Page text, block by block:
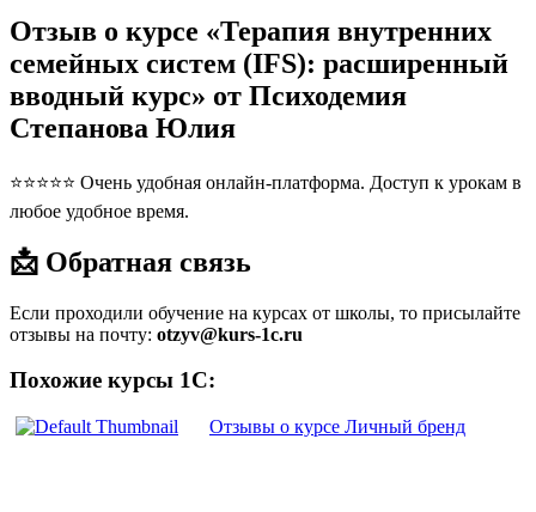
Отзыв о курсе «Терапия внутренних
семейных систем (IFS): расширенный
вводный курс» от Психодемия
Степанова Юлия
⭐⭐⭐⭐⭐ Очень удобная онлайн-платформа. Доступ к урокам в
любое удобное время.
📩 Обратная связь
Если проходили обучение на курсах от школы, то присылайте
отзывы на почту: otzyv@kurs-1c.ru
Похожие курсы 1С:
Отзывы о курсе Личный бренд